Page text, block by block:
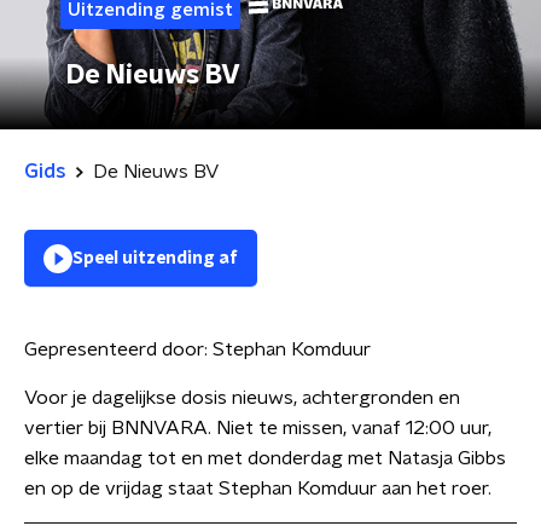
Uitzending gemist
De Nieuws BV
Gids De Nieuws BV
Speel uitzending af
Gepresenteerd door: Stephan Komduur
Voor je dagelijkse dosis nieuws, achtergronden en
vertier bij BNNVARA. Niet te missen, vanaf 12:00 uur,
elke maandag tot en met donderdag met Natasja Gibbs
en op de vrijdag staat Stephan Komduur aan het roer.